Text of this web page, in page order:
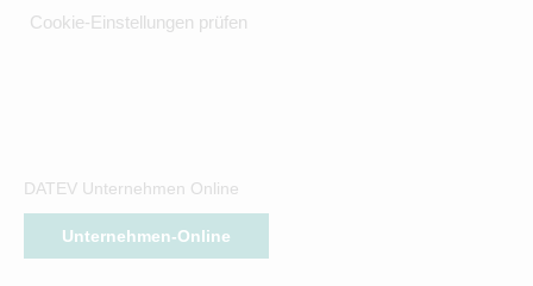
Cookie-Einstellungen prüfen
DATEV Unternehmen Online
Unternehmen-Online